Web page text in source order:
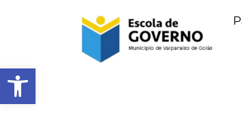
Abrir barra de ferramentas